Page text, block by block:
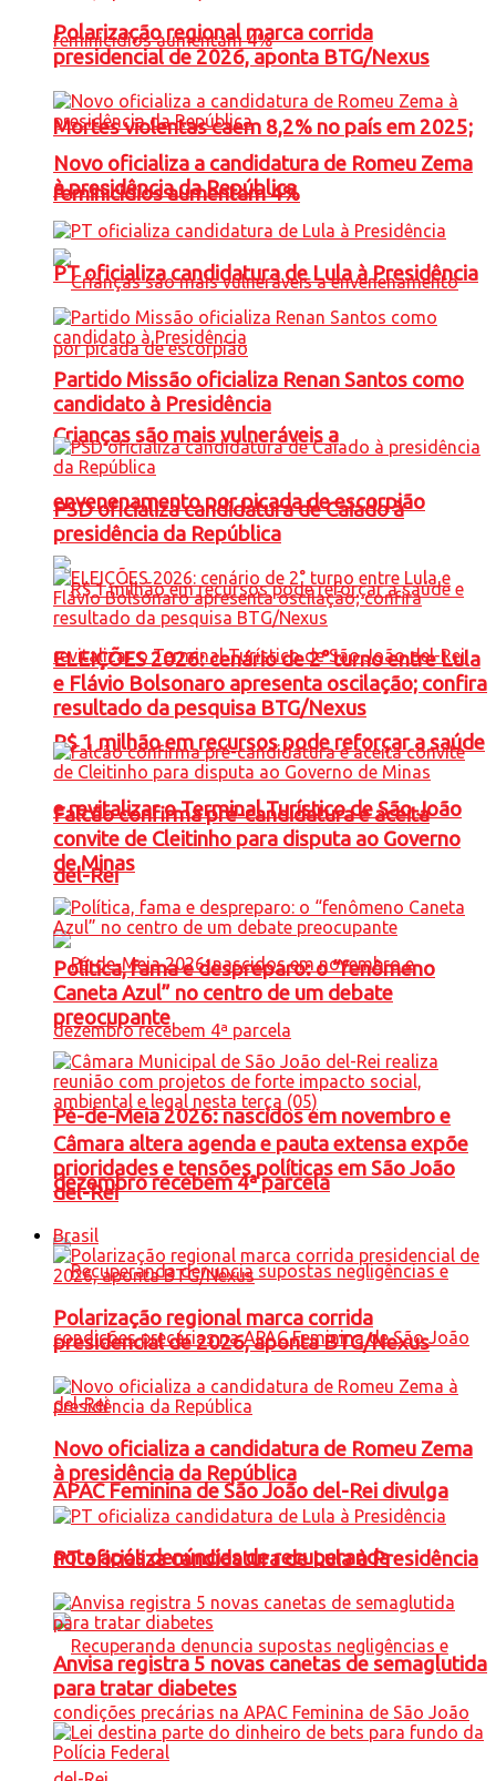
Mortes violentas caem 8,2% no país em 2025;
feminicídios aumentam 4%
Crianças são mais vulneráveis a
envenenamento por picada de escorpião
R$ 1 milhão em recursos pode reforçar a saúde
e revitalizar o Terminal Turístico de São João
del-Rei
Pé-de-Meia 2026: nascidos em novembro e
dezembro recebem 4ª parcela
APAC Feminina de São João del-Rei divulga
nota após denúncias de recuperanda
Polarização regional marca corrida
presidencial de 2026, aponta BTG/Nexus
Novo oficializa a candidatura de Romeu Zema
à presidência da República
PT oficializa candidatura de Lula à Presidência
Partido Missão oficializa Renan Santos como
candidato à Presidência
PSD oficializa candidatura de Caiado à
presidência da República
ELEIÇÕES 2026: cenário de 2° turno entre Lula
e Flávio Bolsonaro apresenta oscilação; confira
resultado da pesquisa BTG/Nexus
Falcão confirma pré-candidatura e aceita
convite de Cleitinho para disputa ao Governo
de Minas
Política, fama e despreparo: o “fenômeno
Caneta Azul” no centro de um debate
preocupante
Câmara altera agenda e pauta extensa expõe
prioridades e tensões políticas em São João
del-Rei
Brasil
Polarização regional marca corrida
presidencial de 2026, aponta BTG/Nexus
Novo oficializa a candidatura de Romeu Zema
à presidência da República
PT oficializa candidatura de Lula à Presidência
Anvisa registra 5 novas canetas de semaglutida
para tratar diabetes